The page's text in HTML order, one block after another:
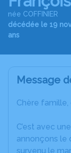
née COFFINIER
décédée le 19
ans
Message
Chère famille,
C’est avec
annonçons le
survenu le